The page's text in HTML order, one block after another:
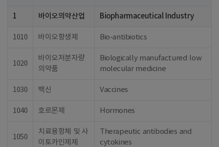
1 바이오의약산업 Biopharmaceutical Industry
1010 바이오항생제 Bio-antibiotics
1020
바이오저분자량
의약품
Biologically manufactured low
molecular medicine
1030 백신 Vaccines
1040 호르몬제 Hormones
1050
치료용항체 및 사
이토카인제제
Therapeutic antibodies and
cytokines